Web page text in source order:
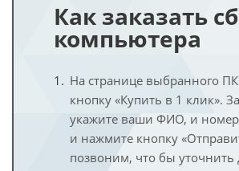
Как заказать
компьютера
На странице выбранного
кнопку «Купить в 1 клик».
укажите ваши ФИО, и
и нажмите кнопку
позвоним, что бы уточнить